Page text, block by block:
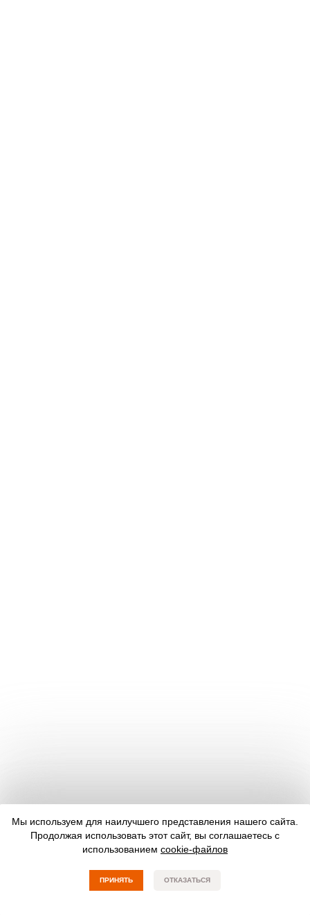
Мы используем для наилучшего представления нашего сайта.
Продолжая использовать этот сайт, вы соглашаетесь с
использованием cookie-файлов
ПРИНЯТЬ ОТКАЗАТЬСЯ